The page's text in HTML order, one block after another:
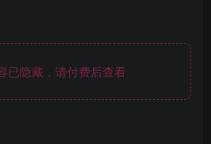
隐藏，请付费后查看